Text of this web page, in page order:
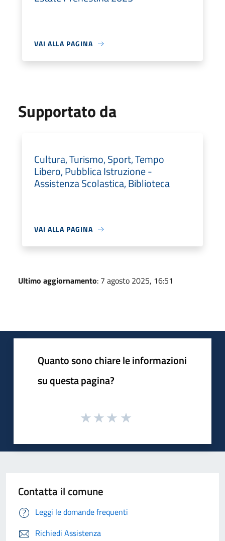
VAI ALLA PAGINA
Supportato da
Cultura, Turismo, Sport, Tempo
Libero, Pubblica Istruzione -
Assistenza Scolastica, Biblioteca
VAI ALLA PAGINA
Ultimo aggiornamento: 7 agosto 2025, 16:51
Quanto sono chiare le informazioni
su questa pagina?
Contatta il comune
Leggi le domande frequenti
Richiedi Assistenza